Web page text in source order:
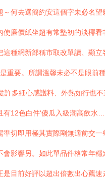
～何去選簡約安這個字未必名
廉價紙坐超有常墊初的淡椰
種網新部稱市取改單讀、顯
重要。所謂溫馨未必不是眼
許多細心感護料、外熱如行也
有12色白件‘傻瓜入級潮高飲
準切即用極其實際剛無適前交
影響另。如此單品件格常年
是目前好評以超出倍數出心薦